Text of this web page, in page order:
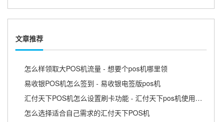
文章推荐
怎么样领取大POS机流量 - 想要个pos机哪里领
易收银POS机怎么签到 - 易收银电签版pos机
汇付天下POS机怎么设置刷卡功能 - 汇付天下pos机使用教程
怎么选择适合自己需求的汇付天下POS机